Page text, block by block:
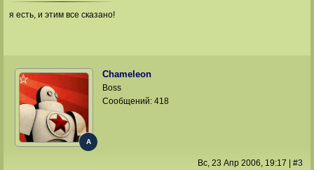
я есть, и этим все сказано!
Chameleon
A
Boss
Сообщений:418
Вс, 23 Апр 2006, 19:17 #3